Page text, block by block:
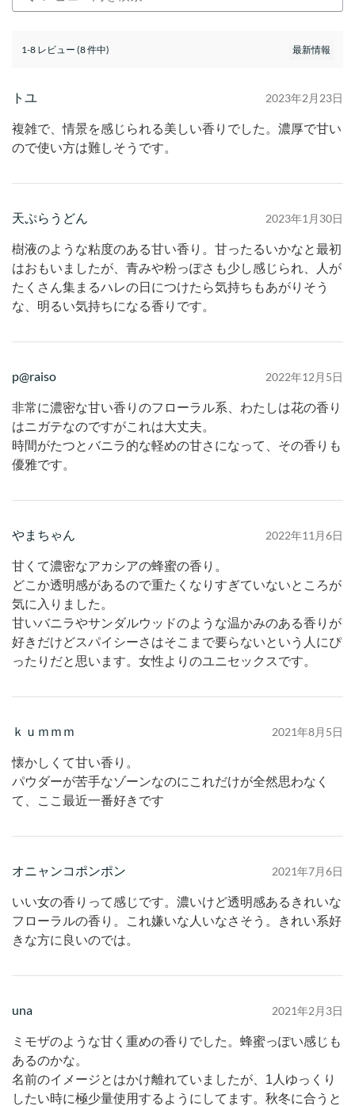
1-8 レビュー (8 件中)
トユ 2023年2月23日
複雑で、情景を感じられる美しい香りでした。濃厚で甘い
ので使い方は難しそうです。
天ぷらうどん 2023年1月30日
樹液のような粘度のある甘い香り。甘ったるいかなと最初
はおもいましたが、青みや粉っぽさも少し感じられ、人が
たくさん集まるハレの日につけたら気持ちもあがりそう
な、明るい気持ちになる香りです。
p@raiso 2022年12月5日
非常に濃密な甘い香りのフローラル系、わたしは花の香り
はニガテなのですがこれは大丈夫。
時間がたつとバニラ的な軽めの甘さになって、その香りも
優雅です。
やまちゃん 2022年11月6日
甘くて濃密なアカシアの蜂蜜の香り。
どこか透明感があるので重たくなりすぎていないところが
気に入りました。
甘いバニラやサンダルウッドのような温かみのある香りが
好きだけどスパイシーさはそこまで要らないという人にぴ
ったりだと思います。女性よりのユニセックスです。
ｋｕｍｍｍ 2021年8月5日
懐かしくて甘い香り。
パウダーが苦手なゾーンなのにこれだけが全然思わなく
て、ここ最近一番好きです
オニャンコポンポン 2021年7月6日
いい女の香りって感じです。濃いけど透明感あるきれいな
フローラルの香り。これ嫌いな人いなさそう。きれい系好
きな方に良いのでは。
una 2021年2月3日
ミモザのような甘く重めの香りでした。蜂蜜っぽい感じも
あるのかな。
名前のイメージとはかけ離れていましたが、1人ゆっくり
したい時に極少量使用するようにしてます。秋冬に合うと